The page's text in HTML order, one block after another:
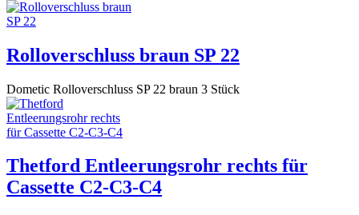
Rolloverschluss braun SP 22
Dometic Rolloverschluss SP 22 braun 3 Stück
Thetford Entleerungsrohr rechts für
Cassette C2-C3-C4